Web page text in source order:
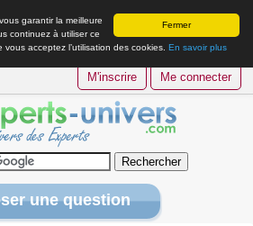
Fermer
garantir la meilleure
continuez à utiliser ce
acceptez l’utilisation des cookies. En savoir plus
M'inscrire Me connecter
une question